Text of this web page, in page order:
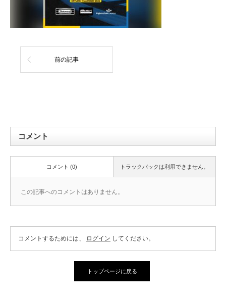
前の記事
コメント
トラックバックは利用できません。
コメント (0)
この記事へのコメントはありません。
コメントするためには、 ログイン してください。
トップページに戻る